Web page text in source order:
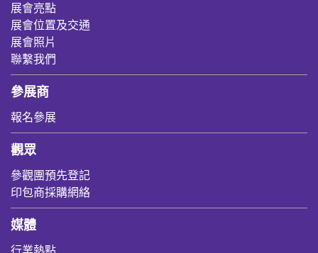
展會亮點
展會位置及交通
展會照片
聯繫我們
參展商
報名參展
觀眾
參觀團預先登記
印包商採購網絡
媒體
行業熱點